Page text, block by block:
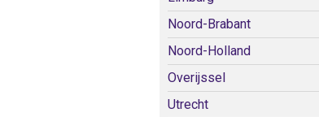
Noord-Brabant
Noord-Holland
Overijssel
Utrecht